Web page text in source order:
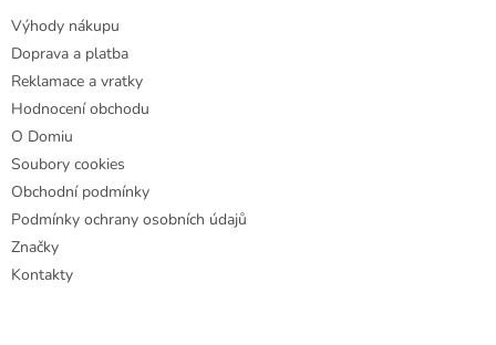
Výhody nákupu
Doprava a platba
Reklamace a vratky
Hodnocení obchodu
O Domiu
Soubory cookies
Obchodní podmínky
Podmínky ochrany osobních údajů
Značky
Kontakty